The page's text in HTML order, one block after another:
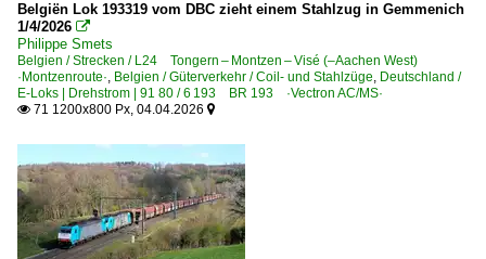
Unternehmen (L - Z)
Railpool GmbH, München ·Rpool·
Rhenus SE & Co. KG, Holzwickede ·RRI·
Rurtalbahn GmbH, Düren ·RTB· PV, [P]
Unternehmen | historisch
DB Schenker Rail Deutschland AG, Mainz bis 03.2016
Belgiën Lok 193319 vom DBC zieht einem Stahlzug in Gemmenich
1/4/2026 
Philippe Smets
Belgien / Strecken / L24 Tongern – Montzen – Visé (–Aachen West)
·Montzenroute·, Belgien / Güterverkehr / Coil- und Stahlzüge, Deutschland /
E-Loks | Drehstrom | 91 80 / 6 193 BR 193 ·Vectron AC/MS·
 71 1200x800 Px, 04.04.2026 